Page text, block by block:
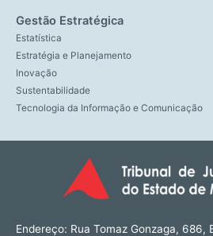
Gestão Estratégica
Estatística
Estratégia e Planejamento
Inovação
Sustentabilidade
Tecnologia da Informação e Comunicação
Endereço: Rua Tomaz Gonzaga, 686,